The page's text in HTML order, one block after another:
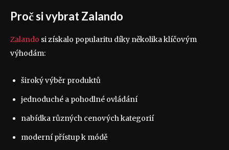
Proč si vybrat Zalando
Zalando si získalo popularitu díky několika klíčovým
výhodám:
široký výběr produktů
jednoduché a pohodlné ovládání
nabídka různých cenových kategorií
moderní přístup k módě